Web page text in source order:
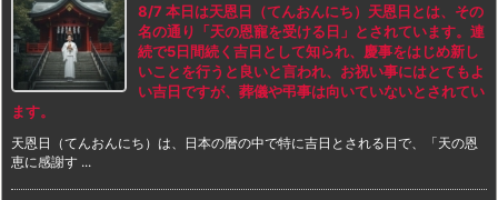
8/7 本日は天恩日（てんおんにち）天恩日とは、その
名の通り「天の恩寵を受ける日」とされています。連
続で5日間続く吉日として知られ、慶事をはじめ新し
いことを行うと良いと言われ、お祝い事にはとてもよ
い吉日ですが、葬儀や弔事は向いていないとされてい
ます。
天恩日（てんおんにち）は、日本の暦の中で特に吉日とされる日で、「天の恩
恵に感謝す ...